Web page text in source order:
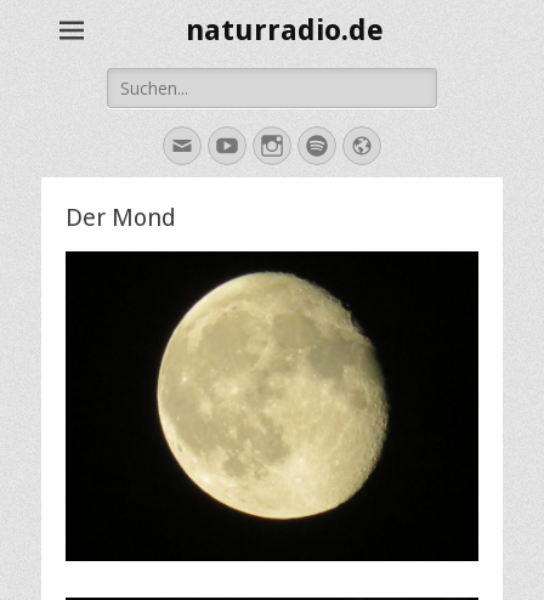
naturradio.de
Suche
nach:
E-
Mail
YouTubeInstagram
SpotifyWebsite
Der Mond